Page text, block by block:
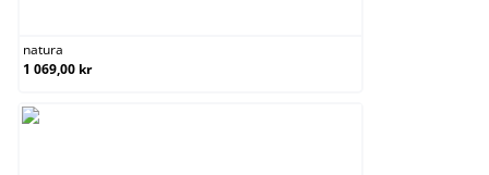
natura
1 069,00 kr